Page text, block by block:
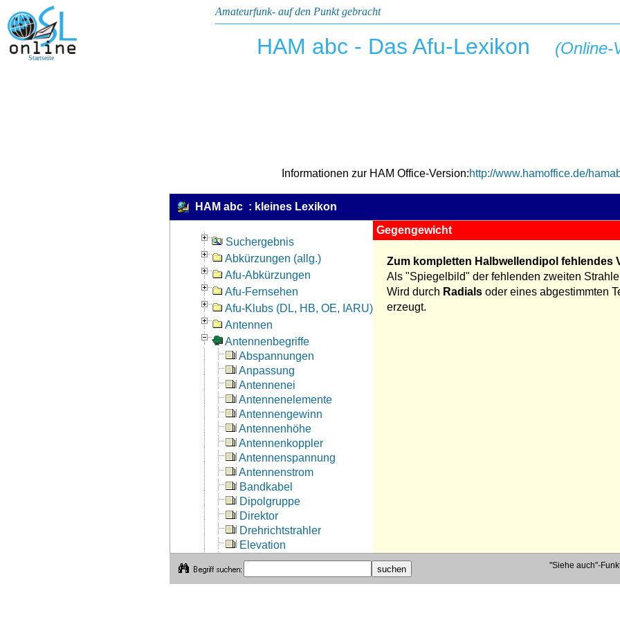
Startseite
Amateurfunk- auf den Punkt gebracht
HAM abc - Das Afu-Lexikon (Online-
Informationen zur HAM Office-Version:http://www.hamoffice.de/
HAM abc : kleines Lexikon
Suchergebnis
Abkürzungen (allg.)
Afu-Abkürzungen
Afu-Fernsehen
Afu-Klubs (DL, HB, OE, IARU)
Antennen
Antennenbegriffe
Abspannungen
Anpassung
Antennenei
Antennenelemente
Antennengewinn
Antennenhöhe
Antennenkoppler
Antennenspannung
Antennenstrom
Bandkabel
Dipolgruppe
Direktor
Drehrichtstrahler
Elevation
Erdverhältnisse
Feeder
Gegengewicht
Zum kompletten Halbwellendipol fehlendes
Als "Spiegelbild" der fehlenden zweiten
Wird durch Radialsoder eines abgestimmten
erzeugt.
"Siehe auch"-